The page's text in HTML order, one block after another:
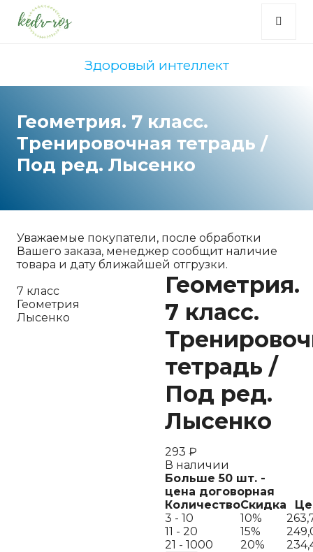
Здоровый интеллект
Геометрия. 7 класс.
Тренировочная тетрадь /
Под ред. Лысенко
Уважаемые покупатели, после обработки
Вашего заказа, менеджер сообщит наличие
товара и дату ближайшей отгрузки.
7 класс
Геометрия
Лысенко
Геометрия.
7 класс.
тетрадь /
Под ред.
Лысенко
293 ₽
В наличии
Больше 50 шт. -
цена договорная
КоличествоСкидка
3 - 10
10%
11 - 20
15%
21 - 1000
20%